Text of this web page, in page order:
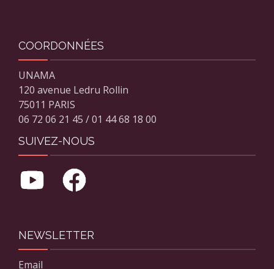
COORDONNÉES
UNAMA
120 avenue Ledru Rollin
75011 PARIS
06 72 06 21 45 / 01 44 68 18 00
SUIVEZ-NOUS
NEWSLETTER
Email